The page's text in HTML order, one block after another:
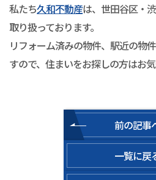
私たち久和不動産は、世田谷区・
取り扱っております。
リフォーム済みの物件、駅近の物
すので、住まいをお探しの方はお
前の記事
一覧に戻